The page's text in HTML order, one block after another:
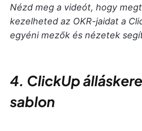
Nézd meg a videót, hogy
kezelheted az OKR-jaidat a
egyéni mezők és nézetek
4. ClickUp
sablon